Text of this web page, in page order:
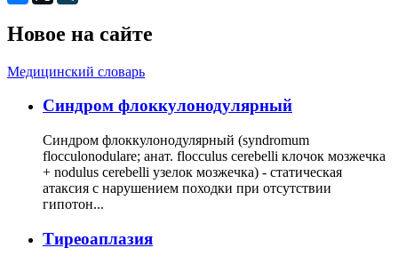
Новое на сайте
Медицинский словарь
Cиндром флоккулонодулярный
Синдром флоккулонодулярный (syndromum
flocculonodulare; анат. flocculus cerebelli клочок мозжечка
+ nodulus cerebelli узелок мозжечка) - статическая
атаксия с нарушением походки при отсутствии
гипотон...
Тиреоаплазия